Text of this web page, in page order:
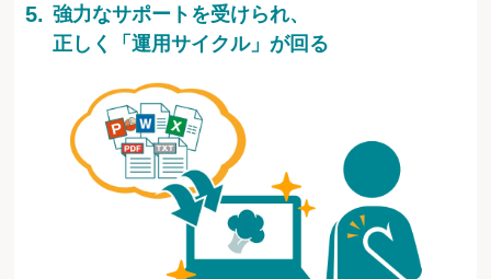
強力なサポートを受けられ、
正しく「運用サイクル」が回る